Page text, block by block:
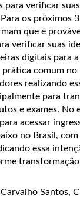
para verificar
os próximos
que é
verificar suas
digitais para
comum no
realizando
para
e exames. No
acessar
no Brasil, com
essa
Santos,